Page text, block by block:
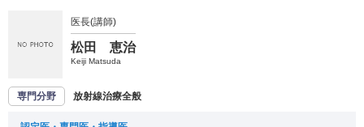
医長(講師)
松田 恵治
Keiji Matsuda
専門分野 放射線治療全般